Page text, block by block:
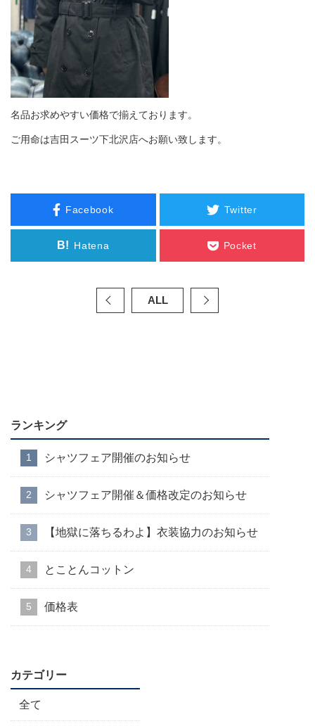
名品お求めやすい価格で揃えております。
ご用命は吉田スーツ下北沢店へお願い致します。
Facebook Twitter
B! Hatena Pocket
ALL
ランキング
シャツフェア開催のお知らせ
シャツフェア開催＆価格改定のお知らせ
【地獄に落ちるわよ】衣装協力のお知らせ
とことんコットン
価格表
カテゴリー
全て